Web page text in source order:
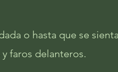
o hasta que se
faros delanteros.